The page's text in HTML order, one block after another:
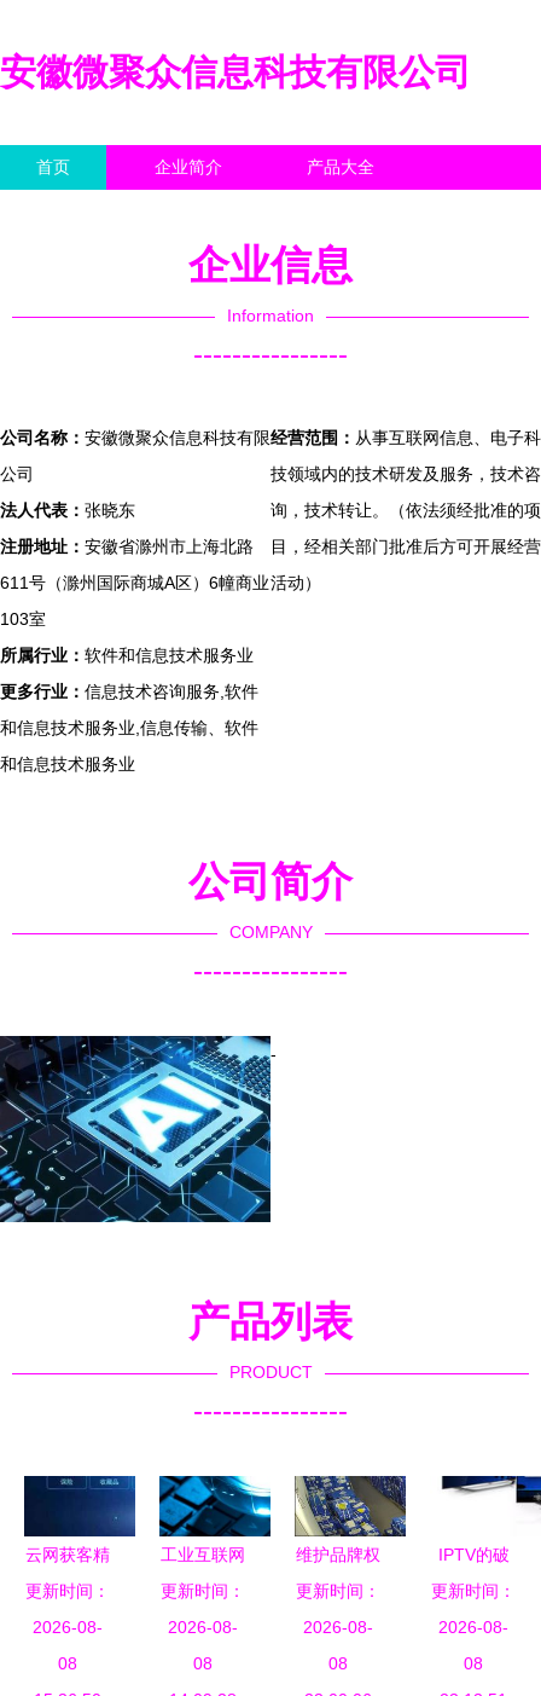
安徽微聚众信息科技有限公司
首页 企业简介 产品大全
企业信息
Information
----------------
公司名称： 安徽微聚众信息科技有限
公司
法人代表： 张晓东
注册地址： 安徽省滁州市上海北路
611号（滁州国际商城A区）6幢商业
103室
所属行业： 软件和信息技术服务业
更多行业： 信息技术咨询服务,软件
和信息技术服务业,信息传输、软件
和信息技术服务业
经营范围： 从事互联网信息、电子科
技领域内的技术研发及服务，技术咨
询，技术转让。（依法须经批准的项
目，经相关部门批准后方可开展经营
活动）
公司简介
COMPANY
----------------
-
产品列表
PRODUCT
----------------
云网获客精
准数据获客
网页APP固
话400
更新时间：
2026-08-
08
工业互联网
安全 数据
与生产的双
重守护
更新时间：
2026-08-
08
维护品牌权
益 净化
HRB品牌市
场系列报道
更新时间：
2026-08-
08
IPTV的破
局之路 王
明轩指出的
五道必须越
更新时间：
2026-08-
08